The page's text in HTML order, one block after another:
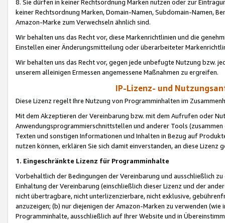
8. Sie dürfen in keiner Rechtsordnung Marken nutzen oder zur
keiner Rechtsordnung Marken, Domain-Namen, Subdomain-Namen,
Amazon-Marke zum Verwechseln ähnlich sind.
Wir behalten uns das Recht vor, diese Markenrichtlinien und die
Einstellen einer Änderungsmitteilung oder überarbeiteter
Wir behalten uns das Recht vor, gegen jede unbefugte Nutzung bzw.
unserem alleinigen Ermessen angemessene Maßnahmen zu ergreifen.
IP-Lizenz- und
Diese Lizenz regelt Ihre Nutzung von Programminhalten im
Mit dem Akzeptieren der Vereinbarung bzw. mit dem Aufrufen oder
Anwendungsprogrammierschnittstellen und anderer Tools (zusammen
Texten und sonstigen Informationen und Inhalten in Bezug auf
nutzen können, erklären Sie sich damit einverstanden, an diese Lizenz
1. Eingeschränkte Lizenz für Programminhalte
Vorbehaltlich der Bedingungen der Vereinbarung und ausschließlich
Einhaltung der Vereinbarung (einschließlich dieser Lizenz und der
nicht übertragbare, nicht unterlizenzierbare, nicht exklusive,
anzuzeigen; (b) nur diejenigen der Amazon-Marken zu verwenden
Programminhalte, ausschließlich auf Ihrer Website und in